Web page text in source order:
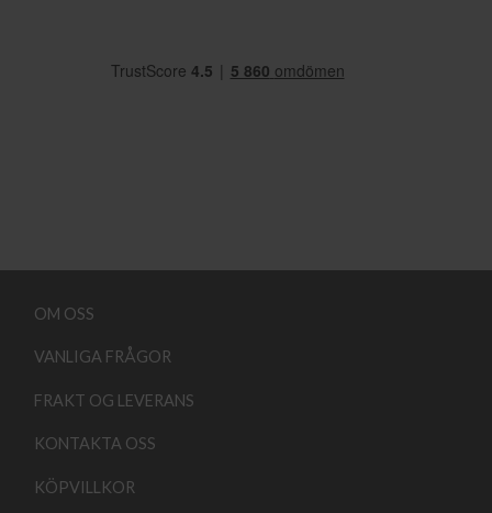
OM OSS
VANLIGA FRÅGOR
FRAKT OG LEVERANS
KONTAKTA OSS
KÖPVILLKOR